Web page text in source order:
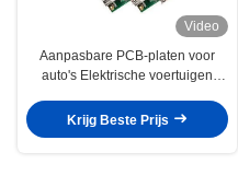
Video
Aanpasbare PCB-platen voor
auto's Elektrische voertuigen
Krijg Beste Prijs